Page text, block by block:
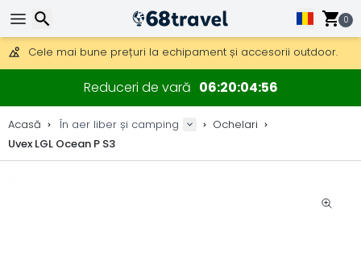
0
DHL Express peste noapte, de asemenea, disponibil.
30 zile pentru retur, 90 zile pentru hărți din lemn și decorațiuni.
Cele mai bune prețuri la echipament și accesorii outdoor.
Reduceri de vară 06200456
Acasă În aer liber și camping
Ochelari
Uvex LGL Ocean P S3
Căutare